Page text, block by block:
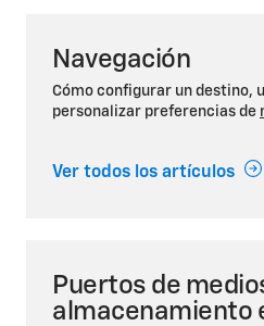
Navegación
Cómo configurar un destino,
personalizar preferencias de
Ver todos los artículos
Puertos de
almacenamiento